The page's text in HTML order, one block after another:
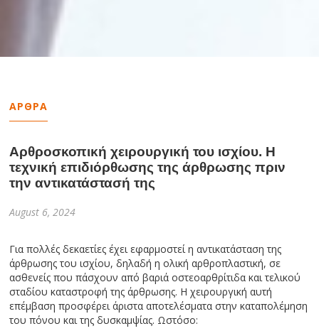
ΑΡΘΡΑ
Αρθροσκοπική χειρουργική του ισχίου. Η
τεχνική επιδιόρθωσης της άρθρωσης πριν
την αντικατάστασή της
August 6, 2024
Για πολλές δεκαετίες έχει εφαρμοστεί η αντικατάσταση της
άρθρωσης του ισχίου, δηλαδή η ολική αρθροπλαστική, σε
ασθενείς που πάσχουν από βαριά οστεοαρθρίτιδα και τελικού
σταδίου καταστροφή της άρθρωσης. Η χειρουργική αυτή
επέμβαση προσφέρει άριστα αποτελέσματα στην καταπολέμηση
του πόνου και της δυσκαμψίας. Ωστόσο: